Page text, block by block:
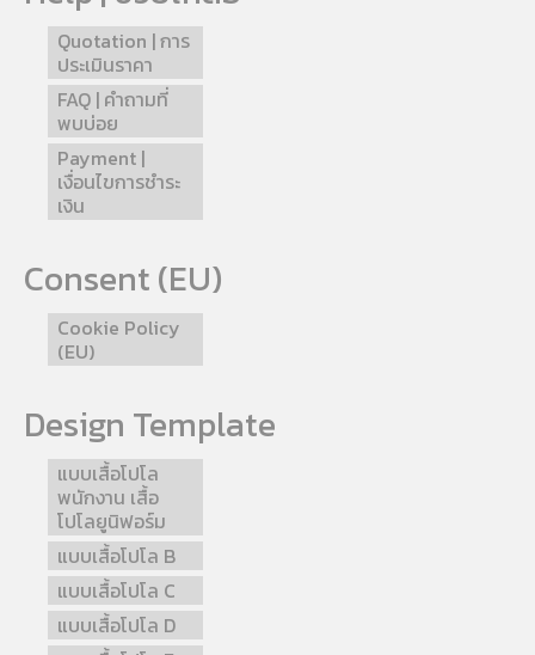
Quotation | การ
ประเมินราคา
FAQ | คำถามที่
พบบ่อย
Payment |
เงื่อนไขการชำระ
เงิน
Consent (EU)
Cookie Policy
(EU)
Design Template
แบบเสื้อโปโล
พนักงาน เสื้อ
โปโลยูนิฟอร์ม
แบบเสื้อโปโล B
แบบเสื้อโปโล C
แบบเสื้อโปโล D